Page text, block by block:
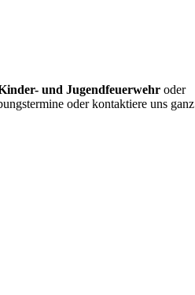
und Jugendfeuerwehr oder
oder kontaktiere uns ganz